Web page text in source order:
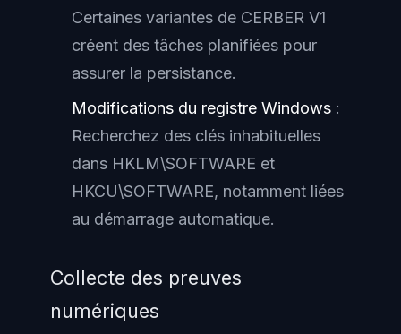
Certaines variantes de CERBER V1
créent des tâches planifiées pour
assurer la persistance.
Modifications du registre Windows :
Recherchez des clés inhabituelles
dans HKLM\SOFTWARE et
HKCU\SOFTWARE, notamment liées
au démarrage automatique.
Collecte des preuves
numériques